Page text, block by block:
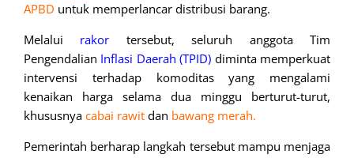
APBD untuk memperlancar distribusi barang.
Melalui rakor tersebut, seluruh anggota Tim
Pengendalian Inflasi Daerah (TPID) diminta memperkuat
intervensi terhadap komoditas yang mengalami
kenaikan harga selama dua minggu berturut-turut,
khususnya cabai rawit dan bawang merah.
Pemerintah berharap langkah tersebut mampu menjaga